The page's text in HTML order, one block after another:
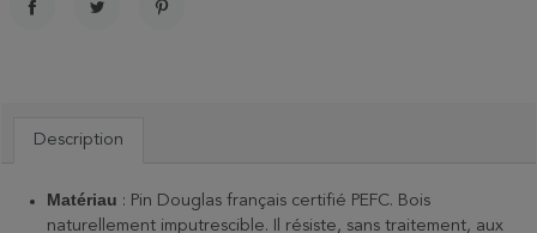
Description
Matériau : Pin Douglas français certifié PEFC. Bois
naturellement imputrescible. Il résiste, sans traitement, aux